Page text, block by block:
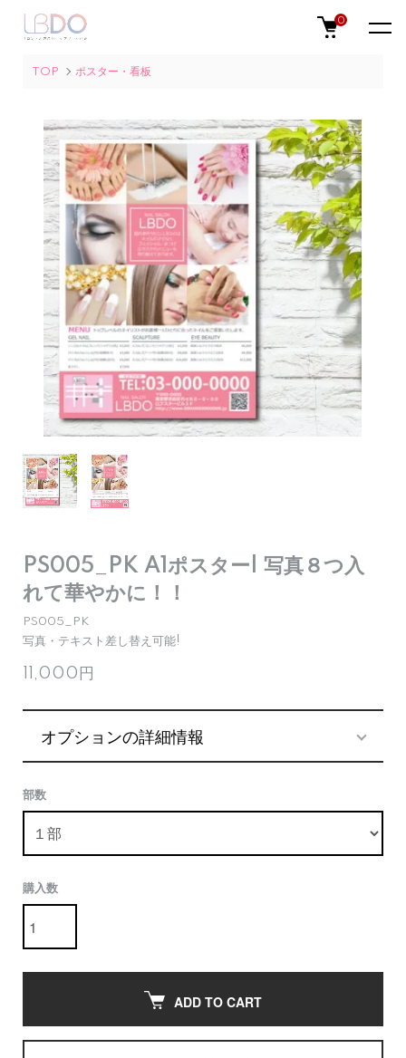
0
TOP ポスター・看板
PS005_PK A1ポスター| 写真８つ入
れて華やかに！！
PS005_PK
写真・テキスト差し替え可能!
11,000円
オプションの詳細情報
部数
購入数
ADD TO CART